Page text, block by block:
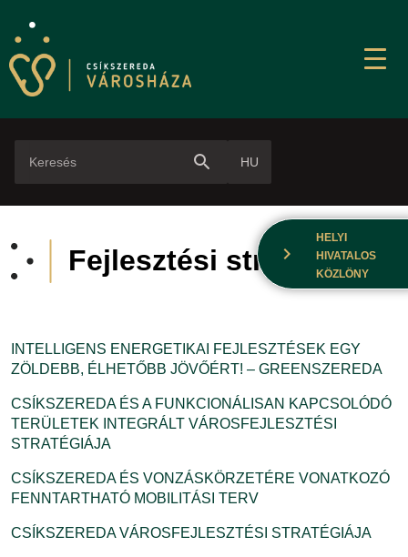
search HU
chevron_right
HELYI
HIVATALOS
KÖZLÖNY
Fejlesztési stratégiák
INTELLIGENS ENERGETIKAI FEJLESZTÉSEK EGY
ZÖLDEBB, ÉLHETŐBB JÖVŐÉRT! – GREENSZEREDA
CSÍKSZEREDA ÉS A FUNKCIONÁLISAN KAPCSOLÓDÓ
TERÜLETEK INTEGRÁLT VÁROSFEJLESZTÉSI
STRATÉGIÁJA
CSÍKSZEREDA ÉS VONZÁSKÖRZETÉRE VONATKOZÓ
FENNTARTHATÓ MOBILITÁSI TERV
CSÍKSZEREDA VÁROSFEJLESZTÉSI STRATÉGIÁJA